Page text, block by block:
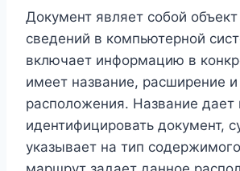
Документ являет собой
сведений в компьютерной
включает информацию в
имеет название, расширение и
расположения. Название дает
идентифицировать документ,
указывает на тип